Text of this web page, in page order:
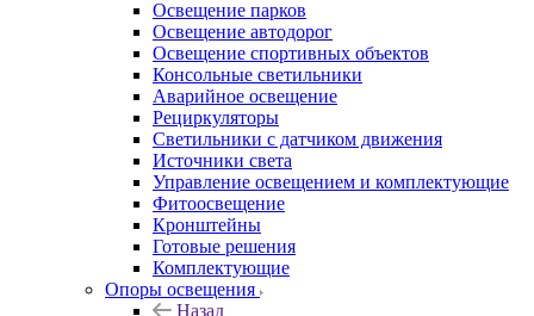
Освещение парков
Освещение автодорог
Освещение спортивных объектов
Консольные светильники
Аварийное освещение
Рециркуляторы
Светильники с датчиком движения
Источники света
Управление освещением и комплектующие
Фитоосвещение
Кронштейны
Готовые решения
Комплектующие
Опоры освещения
Назад